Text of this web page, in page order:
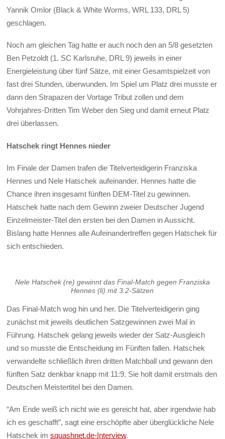
Yannik Omlor (Black & White Worms, WRL 133, DRL 5)
geschlagen.
Noch am gleichen Tag hatte er auch noch den an 5/8 gesetzten
Ben Petzoldt (1. SC Karlsruhe, DRL 9) jeweils in einer
Energieleistung über fünf Sätze, mit einer Gesamtspielzeit von
fast drei Stunden, überwunden. Im Spiel um Platz drei musste er
dann den Strapazen der Vortage Tribut zollen und dem
Vohrjahres-Dritten Tim Weber den Sieg und damit erneut Platz
drei überlassen.
Hatschek ringt Hennes nieder
Im Finale der Damen trafen die Titelverteidigerin Franziska
Hennes und Nele Hatschek aufeinander. Hennes hatte die
Chance ihren insgesamt fünften DEM-Titel zu gewinnen.
Hatschek hatte nach dem Gewinn zweier Deutscher Jugend
Einzelmeister-Titel den ersten bei den Damen in Aussicht.
Bislang hatte Hennes alle Aufeinandertreffen gegen Hatschek für
sich entschieden.
Nele Hatschek (re) gewinnt das Final-Match gegen Franziska
Hennes (li) mit 3:2-Sätzen
Das Final-Match wog hin und her. Die Titelverteidigerin ging
zunächst mit jeweils deutlichen Satzgewinnen zwei Mal in
Führung. Hatschek gelang jeweils wieder der Satz-Ausgleich
und so musste die Entscheidung im Fünften fallen. Hatschek
verwandelte schließlich ihren dritten Matchball und gewann den
fünften Satz denkbar knapp mit 11:9. Sie holt damit erstmals den
Deutschen Meistertitel bei den Damen.
“Am Ende weiß ich nicht wie es gereicht hat, aber irgendwie hab
ich es geschafft”, sagt eine erschöpfte aber überglückliche Nele
Hatschek imsquashnet.de-Interview.